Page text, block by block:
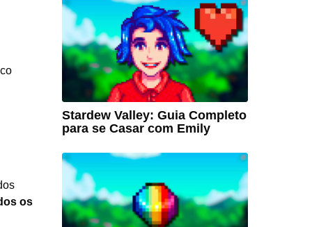
os
Stardew Valley: Guia Completo
para se Casar com Emily